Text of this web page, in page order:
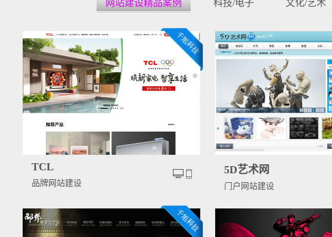
网站建设精品案例 科技/电子 文化/艺术
TCL
品牌网站建设
5D艺术网
门户网站建设